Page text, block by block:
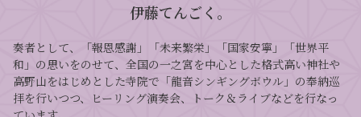
伊藤てんごく。
奏者として、「報恩感謝」「未来繁栄」「国家安寧」「世界平
和」の思いをのせて、全国の一之宮を中心とした格式高い神社や
高野山をはじめとした寺院で「龍音シンギングボウル」の奉納巡
拝を行いつつ、ヒーリング演奏会、トーク＆ライブなどを行なっ